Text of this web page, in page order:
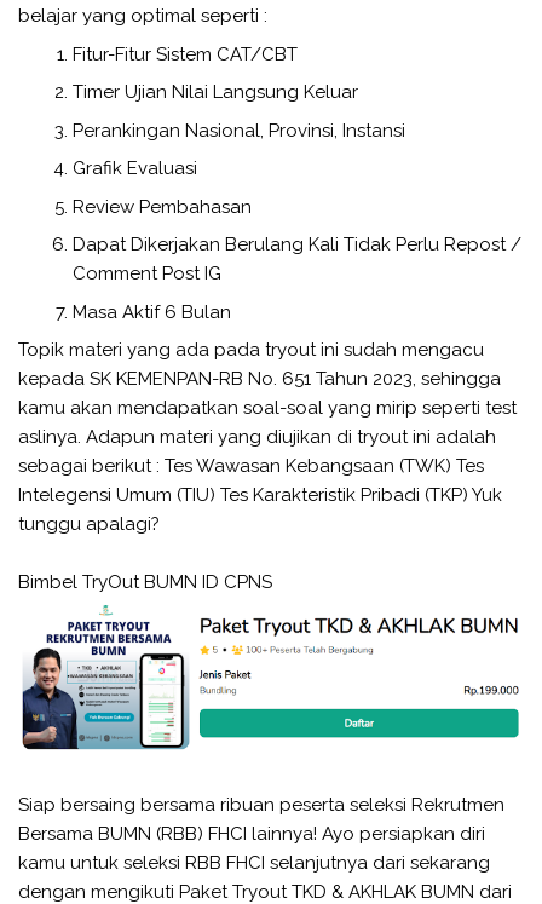
belajar yang optimal seperti :
Fitur-Fitur Sistem CAT/CBT
Timer Ujian Nilai Langsung Keluar
Perankingan Nasional, Provinsi, Instansi
Grafik Evaluasi
Review Pembahasan
Dapat Dikerjakan Berulang Kali Tidak Perlu Repost /
Comment Post IG
Masa Aktif 6 Bulan
Topik materi yang ada pada tryout ini sudah mengacu
kepada SK KEMENPAN-RB No. 651 Tahun 2023, sehingga
kamu akan mendapatkan soal-soal yang mirip seperti test
aslinya. Adapun materi yang diujikan di tryout ini adalah
sebagai berikut : Tes Wawasan Kebangsaan (TWK) Tes
Intelegensi Umum (TIU) Tes Karakteristik Pribadi (TKP) Yuk
tunggu apalagi?
Bimbel TryOut BUMN ID CPNS
Siap bersaing bersama ribuan peserta seleksi Rekrutmen
Bersama BUMN (RBB) FHCI lainnya! Ayo persiapkan diri
kamu untuk seleksi RBB FHCI selanjutnya dari sekarang
dengan mengikuti Paket Tryout TKD & AKHLAK BUMN dari